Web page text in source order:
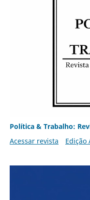
Política & Trabalho:
Acessar revista
Edição